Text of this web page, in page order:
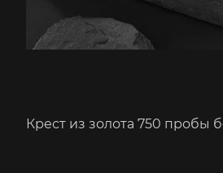
Крест из золота 750 пробы